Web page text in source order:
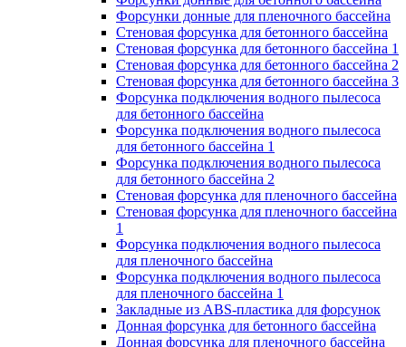
Форсунки донные для пленочного бассейна
Стеновая форсунка для бетонного бассейна
Стеновая форсунка для бетонного бассейна 1
Стеновая форсунка для бетонного бассейна 2
Стеновая форсунка для бетонного бассейна 3
Форсунка подключения водного пылесоса
для бетонного бассейна
Форсунка подключения водного пылесоса
для бетонного бассейна 1
Форсунка подключения водного пылесоса
для бетонного бассейна 2
Стеновая форсунка для пленочного бассейна
Стеновая форсунка для пленочного бассейна
1
Форсунка подключения водного пылесоса
для пленочного бассейна
Форсунка подключения водного пылесоса
для пленочного бассейна 1
Закладные из ABS-пластика для форсунок
Донная форсунка для бетонного бассейна
Донная форсунка для пленочного бассейна